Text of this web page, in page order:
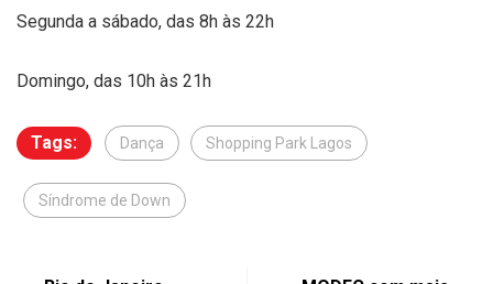
Segunda a sábado, das 8h às 22h
Domingo, das 10h às 21h
Tags: Dança Shopping Park Lagos
Síndrome de Down